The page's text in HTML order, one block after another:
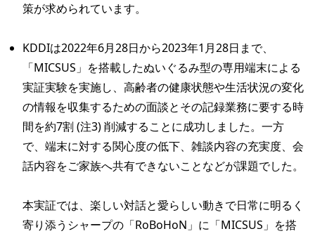
策が求められています。
KDDIは2022年6月28日から2023年1月28日まで、
「MICSUS」を搭載したぬいぐるみ型の専用端末による
実証実験を実施し、高齢者の健康状態や生活状況の変化
の情報を収集するための面談とその記録業務に要する時
間を約7割 (注3) 削減することに成功しました。一方
で、端末に対する関心度の低下、雑談内容の充実度、会
話内容をご家族へ共有できないことなどが課題でした。
本実証では、楽しい対話と愛らしい動きで日常に明るく
寄り添うシャープの「RoBoHoN」に「MICSUS」を搭